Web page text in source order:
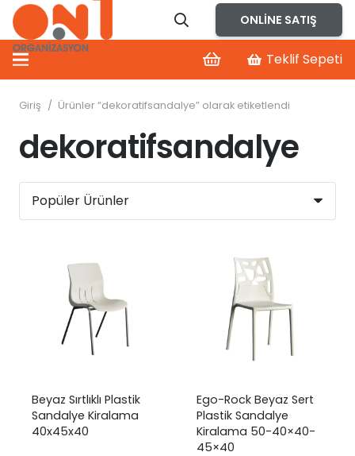
ONLINE SATIŞ
Teklif Sepeti
Giriş / Ürünler “dekoratifsandalye” olarak etiketlendi
dekoratifsandalye
Beyaz Sırtlıklı Plastik
Sandalye Kiralama
40x45x40
Ego-Rock Beyaz Sert
Plastik Sandalye
Kiralama 50-40×40-
45×40